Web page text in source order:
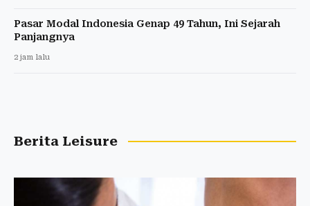
Pasar Modal Indonesia Genap 49 Tahun, Ini Sejarah
Panjangnya
2 jam lalu
Berita Leisure